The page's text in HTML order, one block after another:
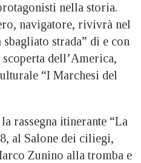
nella storia.
navigatore, rivivrà nel
strada” di e con
dell’America,
“I Marchesi del
rassegna itinerante “La
al Salone dei ciliegi,
Zunino alla tromba e